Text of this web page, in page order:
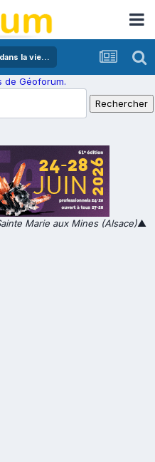
la vie...
de Géoforum.
Marie aux Mines (Alsace)▲